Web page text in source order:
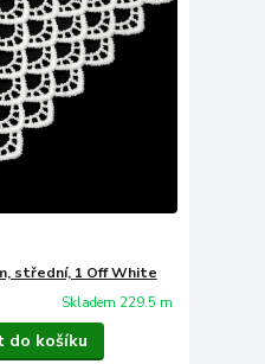
střední, 1 Off White
Skladem 229.5 m
do košíku